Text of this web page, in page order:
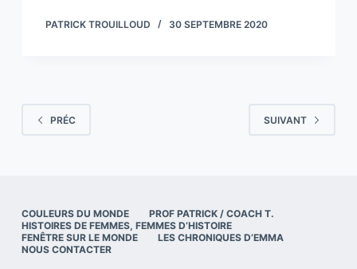
PATRICK TROUILLOUD 30 SEPTEMBRE 2020
PRÉC SUIVANT
COULEURS DU MONDE
PROF PATRICK / COACH T.
HISTOIRES DE FEMMES, FEMMES D’HISTOIRE
FENÊTRE SUR LE MONDE
LES CHRONIQUES D’EMMA
NOUS CONTACTER